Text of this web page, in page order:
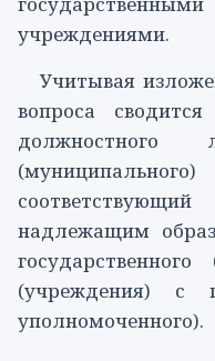
учреждениями.
Учитывая
вопроса
должностного
надлежащим
(учреждения) с
уполномоченного).